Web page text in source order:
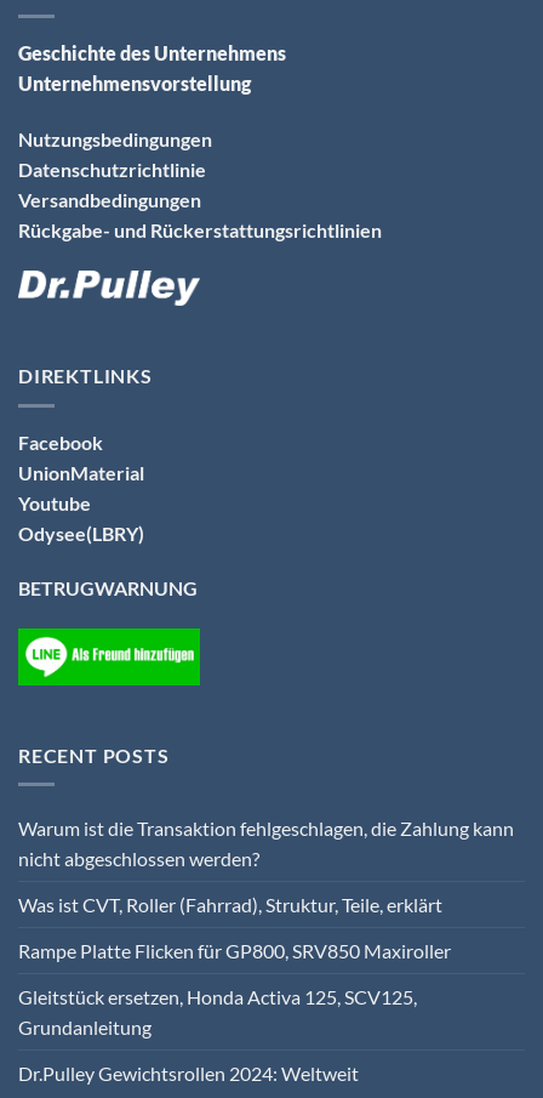
Geschichte des Unternehmens
Unternehmensvorstellung
Nutzungsbedingungen
Datenschutzrichtlinie
Versandbedingungen
Rückgabe- und Rückerstattungsrichtlinien
DIREKTLINKS
Facebook
UnionMaterial
Youtube
Odysee(LBRY)
BETRUGWARNUNG
RECENT POSTS
Warum ist die Transaktion fehlgeschlagen, die Zahlung kann
nicht abgeschlossen werden?
Was ist CVT, Roller (Fahrrad), Struktur, Teile, erklärt
Rampe Platte Flicken für GP800, SRV850 Maxiroller
Gleitstück ersetzen, Honda Activa 125, SCV125,
Grundanleitung
Dr.Pulley Gewichtsrollen 2024: Weltweit